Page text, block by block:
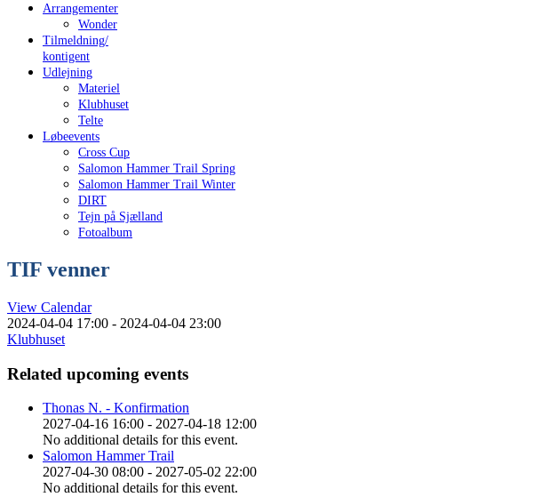
Arrangementer
Wonder
Tilmeldning/
kontigent
Udlejning
Materiel
Klubhuset
Telte
Løbeevents
Cross Cup
Salomon Hammer Trail Spring
Salomon Hammer Trail Winter
DIRT
Tejn på Sjælland
Fotoalbum
TIF venner
View Calendar
2024-04-04 17:00 - 2024-04-04 23:00
Klubhuset
Related upcoming events
Thonas N. - Konfirmation
2027-04-16 16:00 - 2027-04-18 12:00
No additional details for this event.
Salomon Hammer Trail
2027-04-30 08:00 - 2027-05-02 22:00
No additional details for this event.